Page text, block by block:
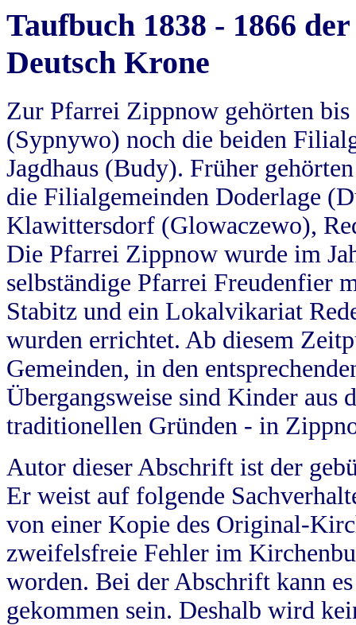
Taufbuch 1838 - 1866
Deutsch Krone
Zur Pfarrei Zippnow gehörten
(Sypnywo) noch die beiden
Jagdhaus (Budy). Früher
die Filialgemeinden Doderlage
Klawittersdorf (Glowaczewo),
Die Pfarrei Zippnow wurde im
selbständige Pfarrei Freudenfier
Stabitz und ein Lokalvikariat
wurden errichtet. Ab diesem
Gemeinden, in den
Übergangsweise sind Kinder aus
traditionellen Gründen - in
Autor dieser Abschrift ist der
Er weist auf folgende
von einer Kopie des Original-
zweifelsfreie Fehler im
worden. Bei der Abschrift kann
gekommen sein. Deshalb wird